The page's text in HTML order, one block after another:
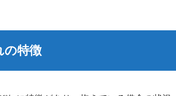
の特徴